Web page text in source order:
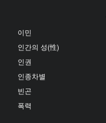
이민
인간의 성(性)
인권
인종차별
빈곤
폭력